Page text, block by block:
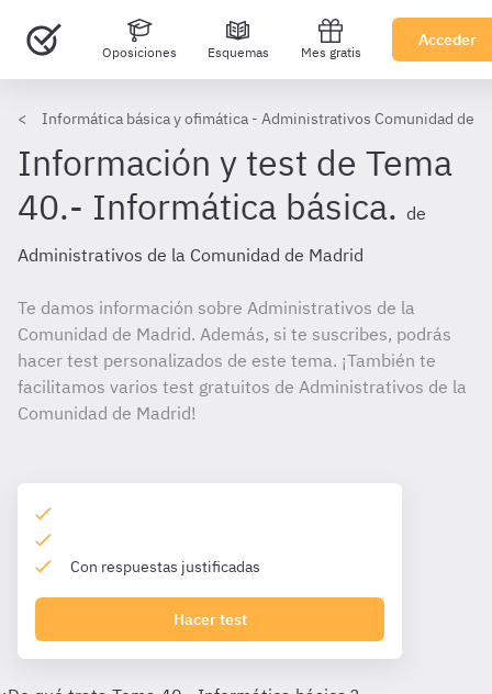
Oposiciones Esquemas Mes gratis
Acceder
Informática básica y ofimática - Administrativos Comunidad de
Información y test de Tema
40.- Informática básica. de
Administrativos de la Comunidad de Madrid
Te damos información sobre Administrativos de la
Comunidad de Madrid. Además, si te suscribes, podrás
hacer test personalizados de este tema. ¡También te
facilitamos varios test gratuitos de Administrativos de la
Comunidad de Madrid!
Con respuestas justificadas
Hacer test